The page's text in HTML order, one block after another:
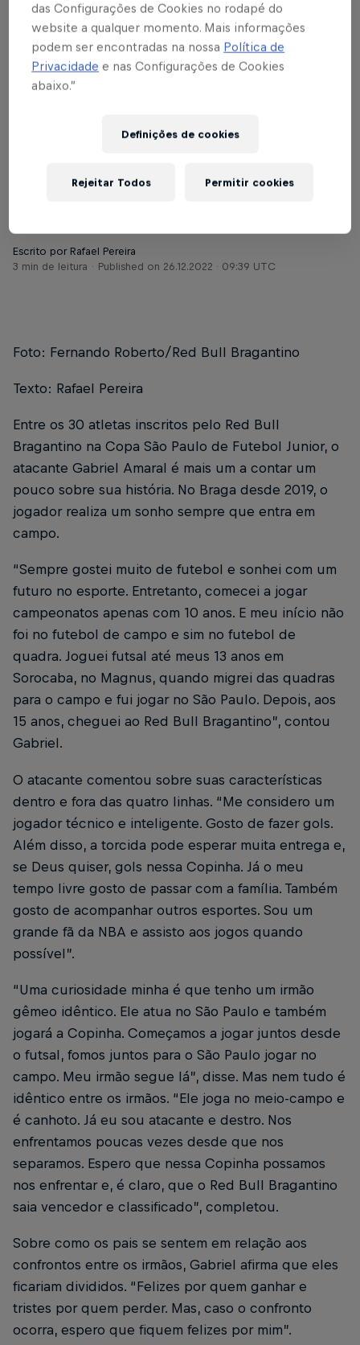
Atacante do Massa
Bruta na Copinha,
Gabriel Amaral tem
irmão gêmeo que
competição
Escrito por Rafael Pereira
3 min de leitura
Published on 26.12.2022 · 09:39 UTC
Foto: Fernando Roberto/Red Bull Bragantino
Texto: Rafael Pereira
Entre os 30 atletas inscritos pelo Red Bull
Bragantino na Copa São Paulo de Futebol Junior, o
atacante Gabriel Amaral é mais um a contar um
pouco sobre sua história. No Braga desde 2019, o
jogador realiza um sonho sempre que entra em
campo.
“Sempre gostei muito de futebol e sonhei com um
futuro no esporte. Entretanto, comecei a jogar
campeonatos apenas com 10 anos. E meu início não
foi no futebol de campo e sim no futebol de
quadra. Joguei futsal até meus 13 anos em
Sorocaba, no Magnus, quando migrei das quadras
para o campo e fui jogar no São Paulo. Depois, aos
15 anos, cheguei ao Red Bull Bragantino”, contou
Gabriel.
O atacante comentou sobre suas características
dentro e fora das quatro linhas. “Me considero um
jogador técnico e inteligente. Gosto de fazer gols.
Além disso, a torcida pode esperar muita entrega e,
se Deus quiser, gols nessa Copinha. Já o meu
tempo livre gosto de passar com a família. Também
gosto de acompanhar outros esportes. Sou um
grande fã da NBA e assisto aos jogos quando
possível”.
“Uma curiosidade minha é que tenho um irmão
gêmeo idêntico. Ele atua no São Paulo e também
jogará a Copinha. Começamos a jogar juntos desde
o futsal, fomos juntos para o São Paulo jogar no
campo. Meu irmão segue lá”, disse. Mas nem tudo é
idêntico entre os irmãos. “Ele joga no meio-campo e
é canhoto. Já eu sou atacante e destro. Nos
enfrentamos poucas vezes desde que nos
separamos. Espero que nessa Copinha possamos
nos enfrentar e, é claro, que o Red Bull Bragantino
saia vencedor e classificado”, completou.
Sobre como os pais se sentem em relação aos
confrontos entre os irmãos, Gabriel afirma que eles
ficariam divididos. “Felizes por quem ganhar e
tristes por quem perder. Mas, caso o confronto
ocorra, espero que fiquem felizes por mim”.
das Configurações de Cookies no rodapé do
website a qualquer momento. Mais informações
podem ser encontradas na nossa Política de
Privacidade e nas Configurações de Cookies
abaixo.”
Definições de cookies
Rejeitar Todos Permitir cookies